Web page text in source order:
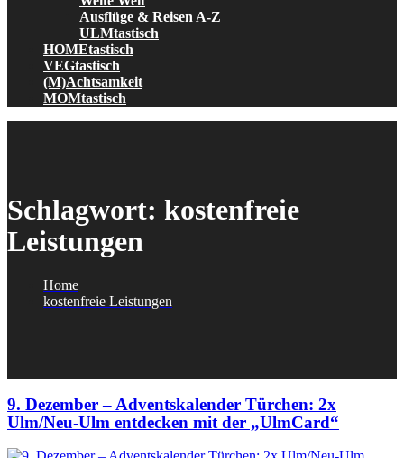
Ausflüge & Reisen A-Z
ULMtastisch
HOMEtastisch
VEGtastisch
(M)Achtsamkeit
MOMtastisch
Schlagwort: kostenfreie
Leistungen
Home
kostenfreie Leistungen
9. Dezember – Adventskalender Türchen: 2x
Ulm/Neu-Ulm entdecken mit der „UlmCard“